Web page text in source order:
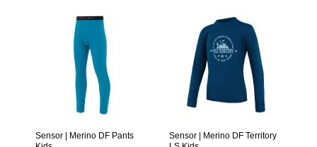
Sensor | Merino DF Pants
Sensor | Merino DF Territory